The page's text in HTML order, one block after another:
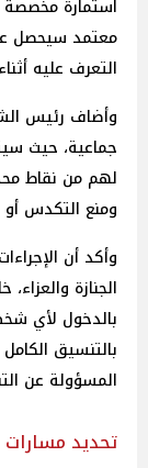
استمارة مخصصة
التعرف عليه
وأضاف رئيس
جماعية، حيث
لهم من نقاط
ومنع التكدس
وأكد أن
الجنازة
بالدخول لأي
بالتنسيق
المسؤولة عن
تحديد مسارات